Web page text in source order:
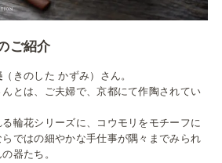
ご紹介
（きのした かずみ）さん。
とは、ご夫婦で、京都にて作陶されてい
輪花シリーズに、コウモリをモチーフに
ではの細やかな手仕事が隅々までみられ
器たち。